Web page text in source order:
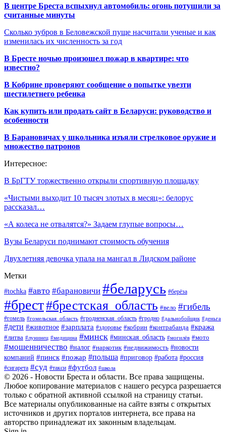
В центре Бреста вспыхнул автомобиль: огонь потушили за
считанные минуты
Сколько зубров в Беловежской пуще насчитали ученые и как
изменилась их численность за год
В Бресте ночью произошел пожар в квартире: что
известно?
В Кобрине проверяют сообщение о попытке увезти
шестилетнего ребенка
Как купить или продать сайт в Беларуси: руководство и
особенности
В Барановичах у школьника изъяли стрелковое оружие и
множество патронов
Интересное:
В БрГТУ торжественно открыли спортивную площадку
«Чистыми выходит 10 тысяч злотых в месяц»: белорус
рассказал…
«А колеса не отвалятся?» Задаем глупые вопросы…
Вузы Беларуси поднимают стоимость обучения
Двухлетняя девочка упала на мангал в Лидском районе
Метки
#tochka #авто #барановичи #беларусь #берёза
#брест#брестская_область #вело #гибель
#гомель #гомельская_область #гродненская_область #гродно #дальнобойщик #деньга
#дети #животное #зарплата #здоровье #кобрин #контрабанда #кража
#литва #лунинец #медицина #минск #минская_область #могилёв #мото
#мошенничество #налог #наркотик #недвижимость #новости
компаний #пинск #пожар #польша #приговор #работа #россия
#сигарета #суд #такси #футбол #школа
© 2026 - Новости Бреста и области. Все права защищены.
Любое копирование материалов с нашего ресурса разрешается
только с обратной активной ссылкой на страницу статьи.
Все материалы опубликованные на сайте взяты с открытых
источников и других порталов интернета, все права на
авторство принадлежат их законным владельцам.